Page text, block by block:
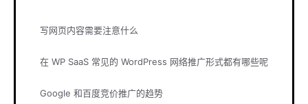
写网页内容需要注意什么
在 WP SaaS 常见的 WordPress 网络推广形式都有哪些呢
Google 和百度竞价推广的趋势